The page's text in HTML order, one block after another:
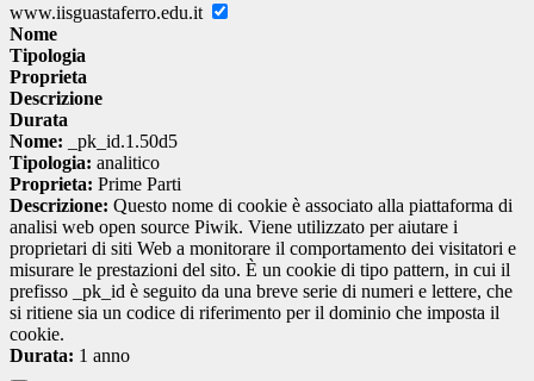
www.iisguastaferro.edu.it
Nome
Tipologia
Proprieta
Descrizione
Durata
Nome: _pk_id.1.50d5
Tipologia: analitico
Proprieta: Prime Parti
Descrizione: Questo nome di cookie è associato alla piattaforma di
analisi web open source Piwik. Viene utilizzato per aiutare i
proprietari di siti Web a monitorare il comportamento dei visitatori e
misurare le prestazioni del sito. È un cookie di tipo pattern, in cui il
prefisso _pk_id è seguito da una breve serie di numeri e lettere, che
si ritiene sia un codice di riferimento per il dominio che imposta il
cookie.
Durata: 1 anno